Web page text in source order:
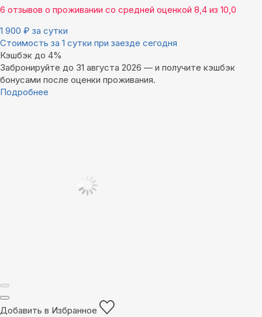
6 отзывов о проживании со средней оценкой 8,4 из 10,0
1 900 ₽ за сутки
Стоимость за 1 сутки при заезде сегодня
Кэшбэк до 4%
Забронируйте до 31 августа 2026 — и получите кэшбэк
бонусами после оценки проживания.
Подробнее
Добавить в Избранное